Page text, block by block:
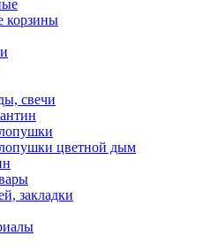
корзины
свечи
цветной дым
закладки